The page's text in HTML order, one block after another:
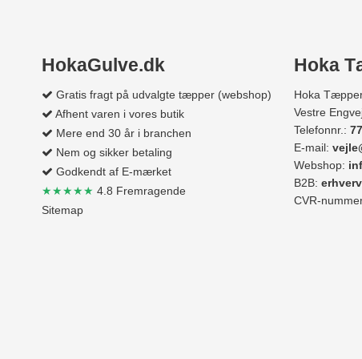
HokaGulve.dk
Gratis fragt på udvalgte tæpper (webshop)
Afhent varen i vores butik
Mere end 30 år i branchen
Nem og sikker betaling
Godkendt af E-mærket
★★★★★ 4.8 Fremragende
Sitemap
Hoka
Hoka
Vestre
Telefonnr.:
E-mail:
Webshop:
B2B:
CVR-